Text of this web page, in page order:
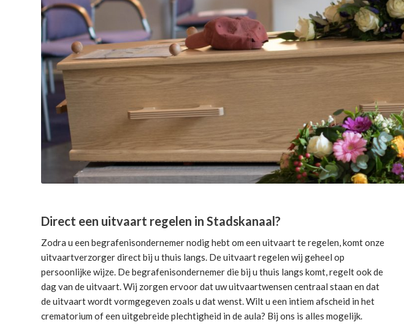
Direct een uitvaart regelen in Stadskanaal?
Zodra u een begrafenisondernemer nodig hebt om een uitvaart te regelen, komt onze
uitvaartverzorger direct bij u thuis langs. De uitvaart regelen wij geheel op
persoonlijke wijze. De begrafenisondernemer die bij u thuis langs komt, regelt ook de
dag van de uitvaart. Wij zorgen ervoor dat uw uitvaartwensen centraal staan en dat
de uitvaart wordt vormgegeven zoals u dat wenst. Wilt u een intiem afscheid in het
crematorium of een uitgebreide plechtigheid in de aula? Bij ons is alles mogelijk.